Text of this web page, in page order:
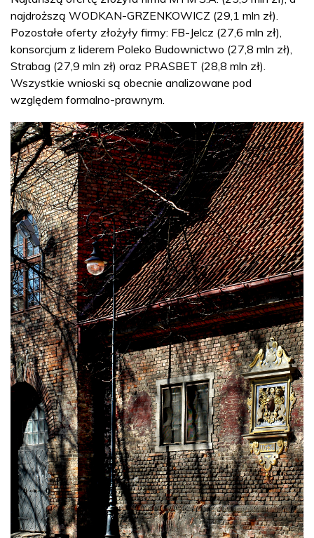
najdroższą WODKAN-GRZENKOWICZ (29,1 mln zł).
Pozostałe oferty złożyły firmy: FB-Jelcz (27,6 mln zł),
konsorcjum z liderem Poleko Budownictwo (27,8 mln zł),
Strabag (27,9 mln zł) oraz PRASBET (28,8 mln zł).
Wszystkie wnioski są obecnie analizowane pod
względem formalno-prawnym.